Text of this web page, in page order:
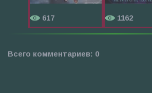
617 1162
Всего комментариев: 0